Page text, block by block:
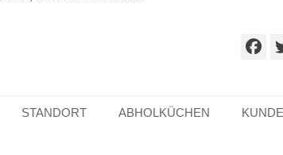
STANDORT ABHOLKÜCHEN